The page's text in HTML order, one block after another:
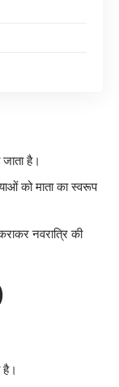
है।
को माता का स्वरूप
नवरात्रि की
है।